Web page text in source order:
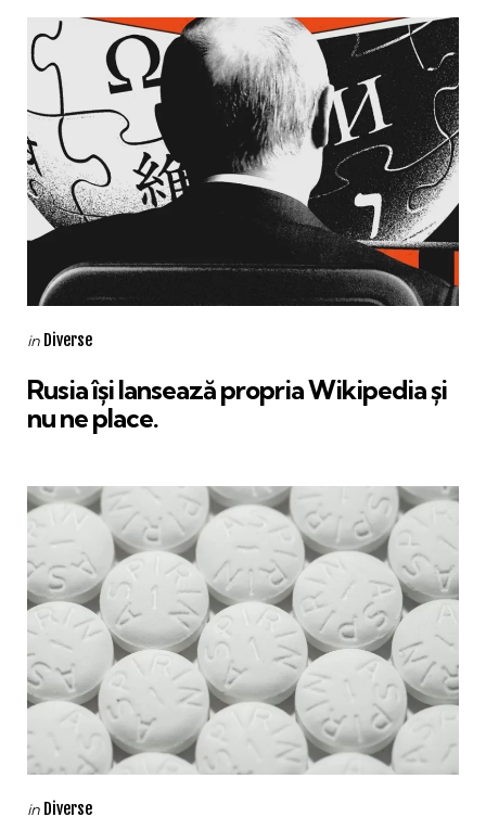
Categories
Posted
in Diverse
Rusia își lansează propria Wikipedia și
nu ne place.
Categories
Posted
in Diverse